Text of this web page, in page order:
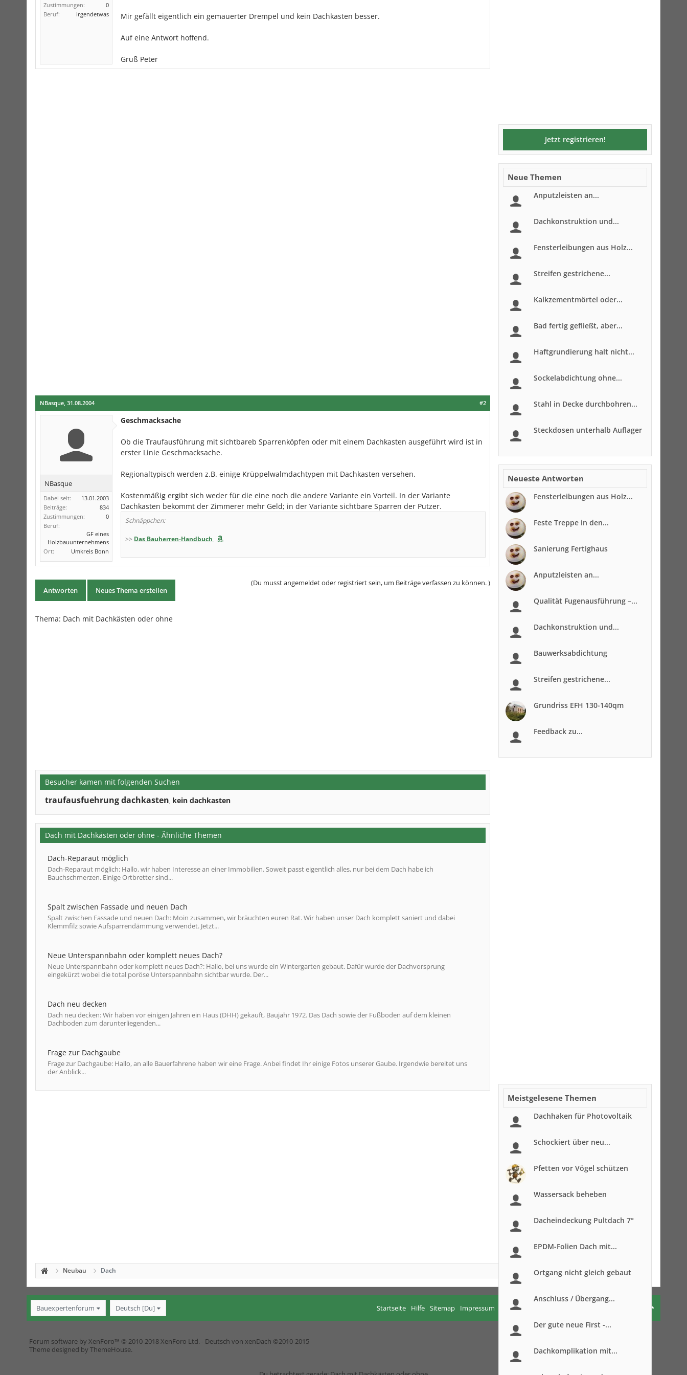
Zustimmungen:
0
Beruf:
irgendetwas Mir gefällt eigentlich ein gemauerter Drempel und kein Dachkasten besser.
Auf eine Antwort hoffend.
Gruß Peter
#2
NBasque, 31.08.2004
NBasque
Dabei seit:
13.01.2003
Beiträge:
834
Zustimmungen:
0
Beruf:
GF eines
Holzbauunternehmens
Ort:
Umkreis Bonn
Geschmacksache
Ob die Traufausführung mit sichtbareb Sparrenköpfen oder mit einem Dachkasten ausgeführt wird ist in
erster Linie Geschmacksache.
Regionaltypisch werden z.B. einige Krüppelwalmdachtypen mit Dachkasten versehen.
Kostenmäßig ergibt sich weder für die eine noch die andere Variante ein Vorteil. In der Variante
Dachkasten bekommt der Zimmerer mehr Geld; in der Variante sichtbare Sparren der Putzer.
Schnäppchen:
>> Das Bauherren-Handbuch
Antworten Neues Thema erstellen
(Du musst angemeldet oder registriert sein, um Beiträge verfassen zu können. )
Thema: Dach mit Dachkästen oder ohne
Besucher kamen mit folgenden Suchen
traufausfuehrung dachkasten, kein dachkasten
Dach mit Dachkästen oder ohne - Ähnliche Themen
Dach-Reparaut möglich
Dach-Reparaut möglich: Hallo, wir haben Interesse an einer Immobilien. Soweit passt eigentlich alles, nur bei dem Dach habe ich
Bauchschmerzen. Einige Ortbretter sind...
Spalt zwischen Fassade und neuen Dach
Spalt zwischen Fassade und neuen Dach: Moin zusammen, wir bräuchten euren Rat. Wir haben unser Dach komplett saniert und dabei
Klemmfilz sowie Aufsparrendämmung verwendet. Jetzt...
Neue Unterspannbahn oder komplett neues Dach?
Neue Unterspannbahn oder komplett neues Dach?: Hallo, bei uns wurde ein Wintergarten gebaut. Dafür wurde der Dachvorsprung
eingekürzt wobei die total poröse Unterspannbahn sichtbar wurde. Der...
Dach neu decken
Dach neu decken: Wir haben vor einigen Jahren ein Haus (DHH) gekauft, Baujahr 1972. Das Dach sowie der Fußboden auf dem kleinen
Dachboden zum darunterliegenden...
Frage zur Dachgaube
Frage zur Dachgaube: Hallo, an alle Bauerfahrene haben wir eine Frage. Anbei findet Ihr einige Fotos unserer Gaube. Irgendwie bereitet uns
der Anblick...
Jetzt registrieren!
Neue Themen
Anputzleisten an...
Dachkonstruktion und...
Fensterleibungen aus Holz...
Streifen gestrichene...
Kalkzementmörtel oder...
Bad fertig gefließt, aber...
Haftgrundierung halt nicht...
Sockelabdichtung ohne...
Stahl in Decke durchbohren...
Steckdosen unterhalb Auflager
Neueste Antworten
Fensterleibungen aus Holz...
Feste Treppe in den...
Sanierung Fertighaus
Anputzleisten an...
Qualität Fugenausführung –...
Dachkonstruktion und...
Bauwerksabdichtung
Streifen gestrichene...
Grundriss EFH 130-140qm
Feedback zu...
Meistgelesene Themen
Dachhaken für Photovoltaik
Schockiert über neu...
Pfetten vor Vögel schützen
Wassersack beheben
Dacheindeckung Pultdach 7°
EPDM-Folien Dach mit...
Ortgang nicht gleich gebaut
Anschluss / Übergang...
Der gute neue First -...
Dachkomplikation mit...
Neubau Dach
Bauexpertenforum Deutsch [Du] Startseite Hilfe Sitemap Impressum Nutzungsbedingungen
Forum software by XenForo™ © 2010-2018 XenForo Ltd. - Deutsch von xenDach ©2010-2015
Theme designed by ThemeHouse.